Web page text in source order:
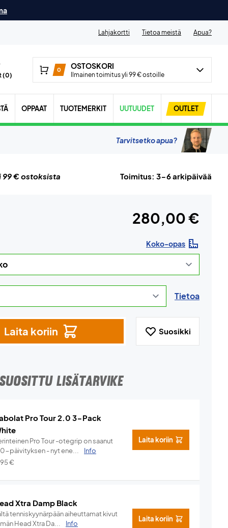
Lahjakortti Tietoa meistä Apua?
(0)
0 OSTOSKORI
Ilmainen toimitus yli 99 € ostoille
OPPAAT TUOTEMERKIT UUTUUDET OUTLET
Tarvitsetko apua?
99 € ostoksista Toimitus: 3-6 arkipäivää
280,00 €
Koko-opas
Tietoa
Laita koriin Suosikki
SUOSITTU LISÄTARVIKE
Pro Tour 2.0 3-Pack
Pro Tour -otegrip on saanut
päivityksen - nyt ene...
Info
€
Laita koriin
Xtra Damp Black
tenniskyynärpään aiheuttamat kivut
Head Xtra Da...
Info
Laita koriin